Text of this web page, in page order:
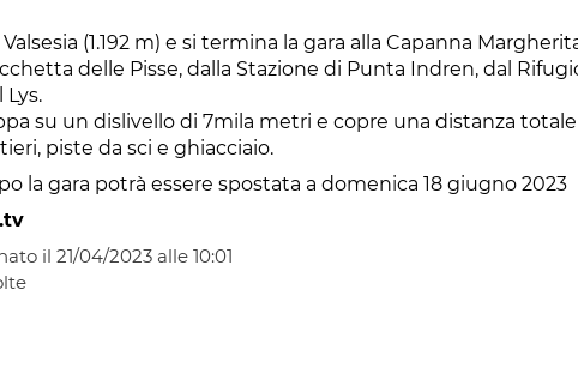
(1.192 m) e si termina la gara alla Capanna
delle Pisse, dalla Stazione di Punta Indren, dal
su un dislivello di 7mila metri e copre una distanza
piste da sci e ghiacciaio.
la gara potrà essere spostata a domenica 18 giugno 2023
il 21/04/2023 alle 10:01